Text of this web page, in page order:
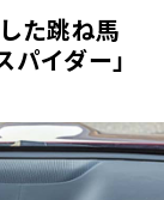
た跳ね馬
イダー」